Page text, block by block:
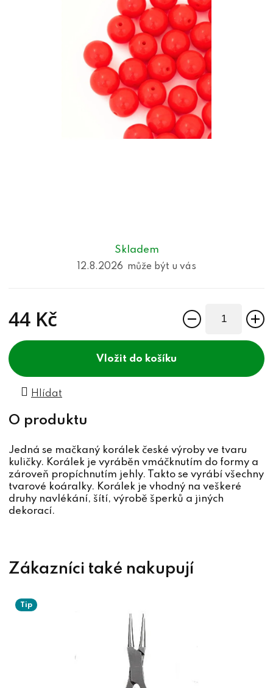
Skladem
12.8.2026
44 Kč
do košíku
Hlídat
Jedná se mačkaný korálek české výroby ve tvaru
kuličky. Korálek je vyráběn vmáčknutím do formy a
zároveň propíchnutím jehly. Takto se vyrábí všechny
tvarové koáralky. Korálek je vhodný na veškeré
druhy navlékání, šítí, výrobě šperků a jiných
dekorací.
Tip